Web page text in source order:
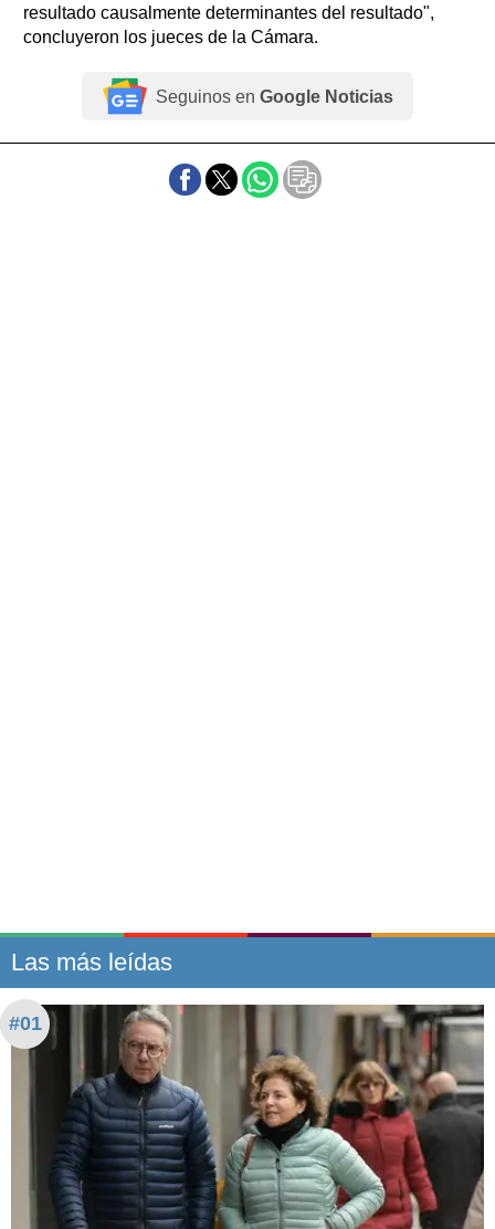
resultado causalmente determinantes del resultado",
concluyeron los jueces de la Cámara.
Seguinos en Google Noticias
Las más leídas
#01